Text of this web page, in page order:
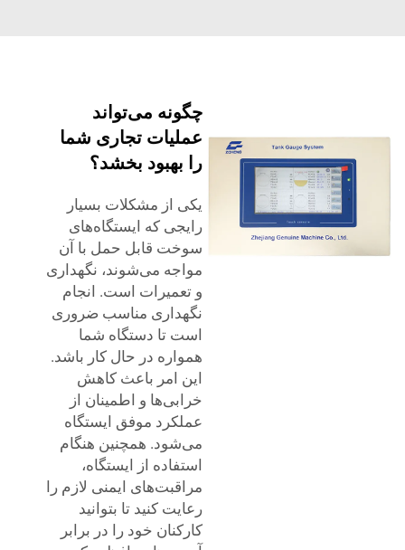
چگونه می‌تواند
عملیات تجاری شما
را بهبود بخشد؟
یکی از مشکلات بسیار
رایجی که ایستگاه‌های
سوخت قابل حمل با آن
مواجه می‌شوند، نگهداری
و تعمیرات است. انجام
نگهداری مناسب ضروری
است تا دستگاه شما
همواره در حال کار باشد.
این امر باعث کاهش
خرابی‌ها و اطمینان از
عملکرد موفق ایستگاه
می‌شود. همچنین هنگام
استفاده از ایستگاه،
مراقبت‌های ایمنی لازم را
رعایت کنید تا بتوانید
کارکنان خود را در برابر